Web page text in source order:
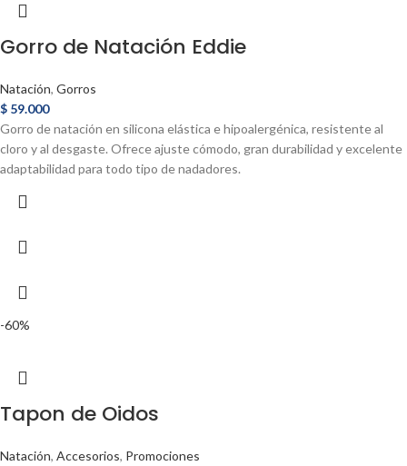
Gorro de Natación Eddie
Natación, Gorros
$ 59.000
Gorro de natación en silicona elástica e hipoalergénica, resistente al
cloro y al desgaste. Ofrece ajuste cómodo, gran durabilidad y excelente
adaptabilidad para todo tipo de nadadores.
-60%
Tapon de Oidos
Natación, Accesorios, Promociones